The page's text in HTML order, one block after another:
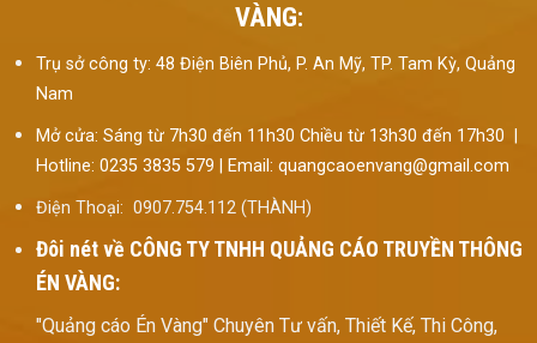
VÀNG:
Trụ sở công ty: 48 Điện Biên Phủ, P. An Mỹ, TP. Tam Kỳ, Quảng
Nam
Mở cửa: Sáng từ 7h30 đến 11h30 Chiều từ 13h30 đến 17h30 |
Hotline: 0235 3835 579 | Email: quangcaoenvang@gmail.com
Điện Thoại: 0907.754.112 (THÀNH)
Đôi nét về CÔNG TY TNHH QUẢNG CÁO TRUYỀN THÔNG
ÉN VÀNG:
"Quảng cáo Én Vàng" Chuyên Tư vấn, Thiết Kế, Thi Công,